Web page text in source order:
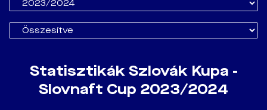
Statisztikák Szlovák Kupa -
Slovnaft Cup 2023/2024